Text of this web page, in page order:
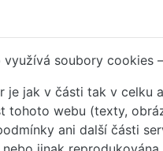
využívá soubory cookies –
je jak v části tak v celku
tohoto webu (texty,
ani další části